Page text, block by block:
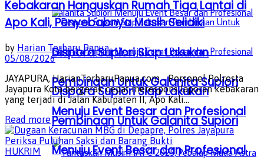
Dispora Supiori Siap Lakukan
Pembinaan Untuk Galanita Supiori
Menuju Event Besar dan Profesional
Dispora Supiori Siap Lakukan
Pembinaan Untuk Galanita Supiori
Menuju Event Besar dan Profesional
Kebakaran Hanguskan Rumah Tiga Lantai di
Apo Kali, Penyebabnya Masih Selidiki
by Harian Terbaru Papua
05/08/2026
JAYAPURA, HarianTerbaruPapua.com - Personel Polresta
Jayapura Kota bergerak cepat merespons laporan kebakaran
yang terjadi di Jalan Kabupaten II, Apo Kali...
Read moreDetails
HUKRIM